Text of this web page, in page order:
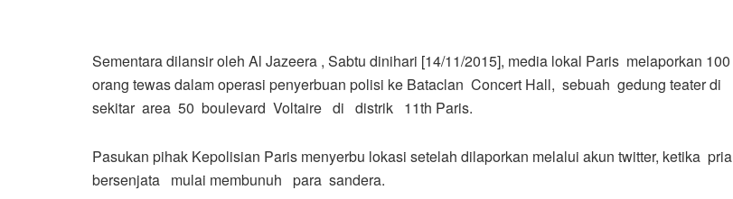
Sementara dilansir oleh Al Jazeera , Sabtu dinihari [14/11/2015], media lokal Paris melaporkan 100
orang tewas dalam operasi penyerbuan polisi ke Bataclan Concert Hall, sebuah gedung teater di
sekitar area 50 boulevard Voltaire di distrik 11th Paris.
Pasukan pihak Kepolisian Paris menyerbu lokasi setelah dilaporkan melalui akun twitter, ketika pria
bersenjata mulai membunuh para sandera.